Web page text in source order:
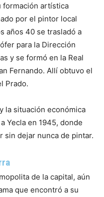
formación artística
por el pintor local
años 40 se trasladó a
para la Dirección
y se formó en la Real
Fernando. Allí obtuvo el
Prado.
la situación económica
Yecla en 1945, donde
sin dejar nunca de pintar.
de la capital, aún
que encontró a su